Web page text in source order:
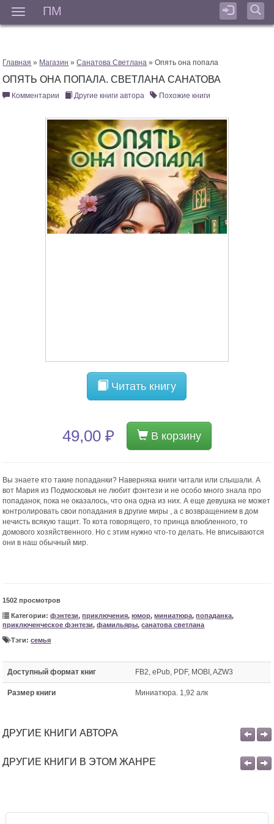
ПМ
Главная » Магазин »Санатова Светлана » Опять она попала
ОПЯТЬ ОНА ПОПАЛА. СВЕТЛАНА САНАТОВА
Комментарии Другие книги автора Похожие книги
Читать книгу
49,00 ₽ В корзину
Вы знаете кто такие попаданки? Наверняка книги читали или слышали. А
вот Мария из Подмосковья не любит фэнтези и не особо много знала про
попаданок, пока не оказалось, что она одна из них. А еще девушка не может
контролировать свои попадания в другие миры , а с возвращением в дом
нечисть всякую тащит. То кота говорящего, то принца влюбленного, то
домового хозяйственного. Но с этим нужно что-то делать. Не вписываются
они в наш обычный мир.
1502 просмотров
Категории:фэнтези,приключения,юмор,миниатюра,попаданка,
приключенческое фэнтези,фамильяры,санатова светлана
Тэги:семья
Доступный формат книг FB2, ePub, PDF, MOBI, AZW3
Размер книги Миниатюра. 1,92 алк
ДРУГИЕ КНИГИ АВТОРА
ДРУГИЕ КНИГИ В ЭТОМ ЖАНРЕ